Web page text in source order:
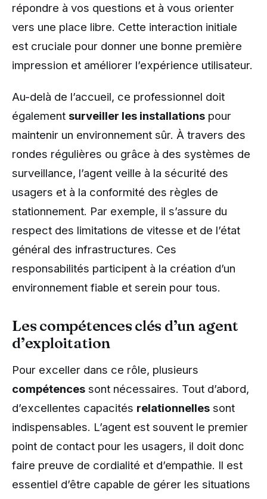
répondre à vos questions et à vous orienter
vers une place libre. Cette interaction initiale
est cruciale pour donner une bonne première
impression et améliorer l’expérience utilisateur.
Au-delà de l’accueil, ce professionnel doit
également surveiller les installations pour
maintenir un environnement sûr. À travers des
rondes régulières ou grâce à des systèmes de
surveillance, l’agent veille à la sécurité des
usagers et à la conformité des règles de
stationnement. Par exemple, il s’assure du
respect des limitations de vitesse et de l’état
général des infrastructures. Ces
responsabilités participent à la création d’un
environnement fiable et serein pour tous.
Les compétences clés d’un agent
d’exploitation
Pour exceller dans ce rôle, plusieurs
compétences sont nécessaires. Tout d’abord,
d’excellentes capacités relationnelles sont
indispensables. L’agent est souvent le premier
point de contact pour les usagers, il doit donc
faire preuve de cordialité et d’empathie. Il est
essentiel d’être capable de gérer les situations